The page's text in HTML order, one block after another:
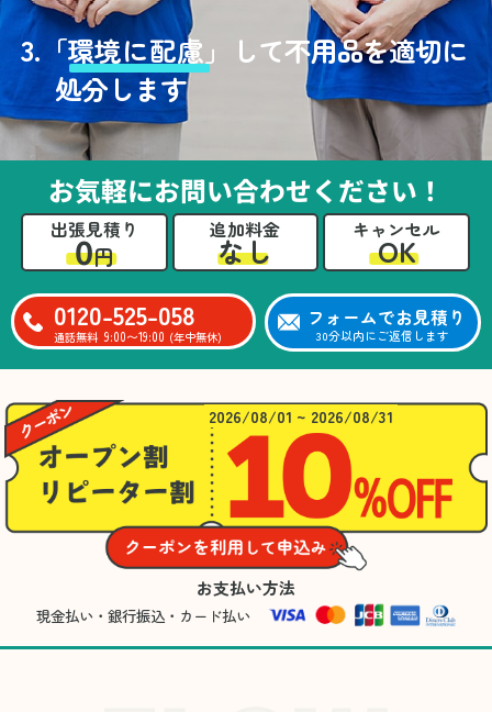
3. 「環境に配慮」
して不用品を適切に
処分します
お気軽にお問い合わせください！
出張見積り
0円
追加料金
なし
キャンセル
OK
0120-525-058
通話無料 9:00〜19:00 (年中無休)
フォームでお見積り
30分以内にご返信します
2026/08/01 ~ 2026/08/31
お支払い方法
現金払い・銀行振込・カード払い